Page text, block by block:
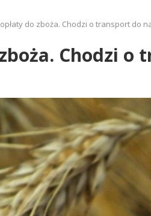
do zboża. Chodzi o transport do
Chodzi